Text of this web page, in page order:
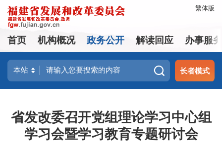
繁体版
首页 机构概况 政务公开 解读回应 办事服
长者模式
省发改委召开党组理论学习中心组
学习会暨学习教育专题研讨会